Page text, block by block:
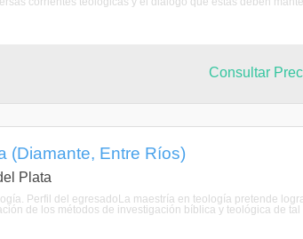
Consultar
(Diamante, Entre Ríos)
Plata
Perfil del egresadoLa maestría en teología pretende
de los métodos de investigación bíblica y teológica de tal